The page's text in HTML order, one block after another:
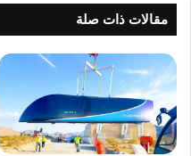
ئ
س
ل
ل
ر
ج
ه
م
:
ا
ل
م
ن
مقالات ذات صلة